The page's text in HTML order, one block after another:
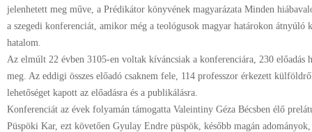
jelenhetett meg műve, a Prédikátor könyvének magyarázata Minden
a szegedi konferenciát, amikor még a teológusok magyar határokon átnyúló
hatalom.
Az elmúlt 22 évben 3105-en voltak kíváncsiak a konferenciára, 230 előadás
meg. Az eddigi összes előadó csaknem fele, 114 professzor érkezett
lehetőséget kapott az előadásra és a publikálásra.
Konferenciát az évek folyamán támogatta Valeintiny Géza Bécsben élő
Püspöki Kar, ezt követően Gyulay Endre püspök, később magán